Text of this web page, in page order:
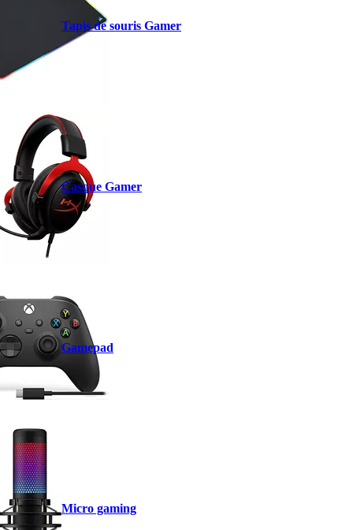
Tapis de souris Gamer
Casque Gamer
Gamepad
Micro gaming